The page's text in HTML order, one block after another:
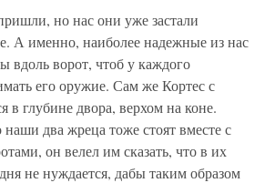
но нас они уже застали
А именно, наиболее надежные из нас
вдоль ворот, чтоб у каждого
его оружие. Сам же Кортес с
в глубине двора, верхом на коне.
наши два жреца тоже стоят вместе с
он велел им сказать, что в их
не нуждается, дабы таким образом